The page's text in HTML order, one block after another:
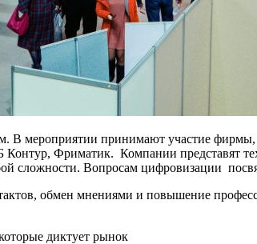
В мероприятии принимают участие
Фриматик. Компании представят
сложности. Вопросам цифровизации
обмен мнениями и повышение
диктует рынок